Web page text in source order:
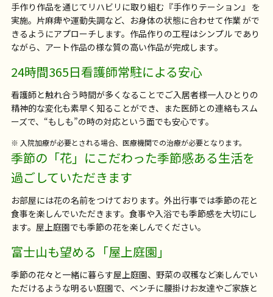
手作り作品を通じてリハビリに取り組む『手作りテーション』 を
実施。片麻痺や運動失調など、お身体の状態に合わせて作業 がで
きるようにアプローチします。作品作りの工程はシンプル であり
ながら、アート作品の様な質の高い作品が完成します。
24時間365日看護師常駐による安心
看護師と触れ合う時間が多くなることでご入居者様一人ひとりの
精神的な変化も素早く知ることができ、また医師との連絡もスム
ーズで、“もしも”の時の対応という面でも安心です。
※ 入院加療が必要とされる場合、医療機関での治療が必要となります。
季節の「花」にこだわった季節感ある生活を
過ごしていただきます
お部屋には花の名前をつけております。外出行事では季節の花と
食事を楽しんでいただきます。食事や入浴でも季節感を大切にし
ます。屋上庭園でも季節の花を楽しんでください。
富士山も望める「屋上庭園」
季節の花々と一緒に暮らす屋上庭園、野菜の収穫など楽しんでい
ただけるような明るい庭園で、ベンチに腰掛けお友達やご家族と